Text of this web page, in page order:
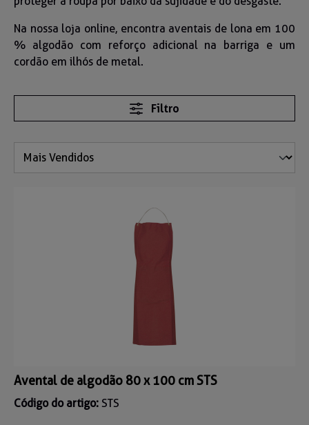
Na nossa loja online, encontra aventais de lona em 100
% algodão com reforço adicional na barriga e um
cordão em ilhós de metal.
Filtro
Avental de algodão 80 x 100 cm STS
Código do artigo: STS